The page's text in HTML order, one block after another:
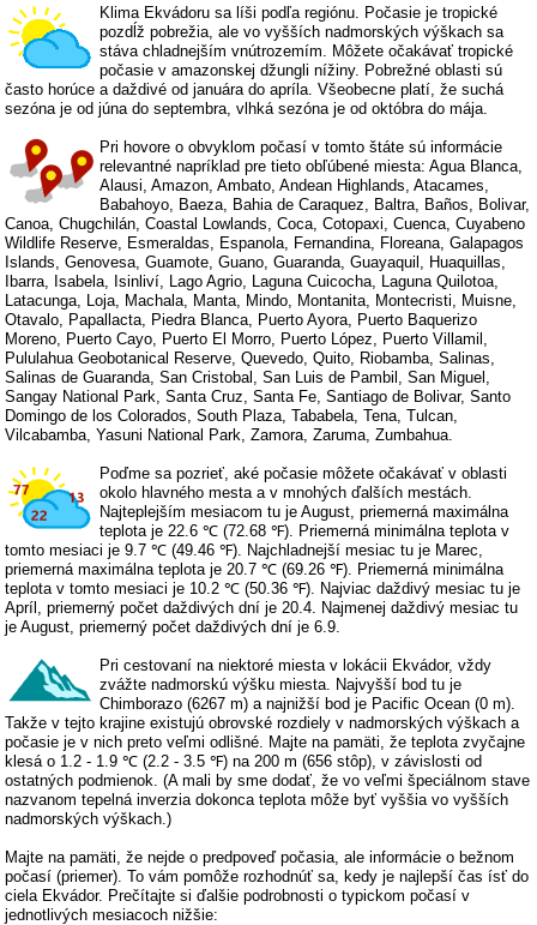
Klima Ekvádoru sa líši podľa regiónu. Počasie je tropické
pozdĺž pobrežia, ale vo vyšších nadmorských výškach sa
stáva chladnejším vnútrozemím. Môžete očakávať tropické
počasie v amazonskej džungli nížiny. Pobrežné oblasti sú
často horúce a daždivé od januára do apríla. Všeobecne platí, že suchá
sezóna je od júna do septembra, vlhká sezóna je od októbra do mája.
Pri hovore o obvyklom počasí v tomto štáte sú informácie
relevantné napríklad pre tieto obľúbené miesta: Agua Blanca,
Alausi, Amazon, Ambato, Andean Highlands, Atacames,
Babahoyo, Baeza, Bahia de Caraquez, Baltra, Baños, Bolivar,
Canoa, Chugchilán, Coastal Lowlands, Coca, Cotopaxi, Cuenca, Cuyabeno
Wildlife Reserve, Esmeraldas, Espanola, Fernandina, Floreana, Galapagos
Islands, Genovesa, Guamote, Guano, Guaranda, Guayaquil, Huaquillas,
Ibarra, Isabela, Isinliví, Lago Agrio, Laguna Cuicocha, Laguna Quilotoa,
Latacunga, Loja, Machala, Manta, Mindo, Montanita, Montecristi, Muisne,
Otavalo, Papallacta, Piedra Blanca, Puerto Ayora, Puerto Baquerizo
Moreno, Puerto Cayo, Puerto El Morro, Puerto López, Puerto Villamil,
Pululahua Geobotanical Reserve, Quevedo, Quito, Riobamba, Salinas,
Salinas de Guaranda, San Cristobal, San Luis de Pambil, San Miguel,
Sangay National Park, Santa Cruz, Santa Fe, Santiago de Bolivar, Santo
Domingo de los Colorados, South Plaza, Tababela, Tena, Tulcan,
Vilcabamba, Yasuni National Park, Zamora, Zaruma, Zumbahua.
Poďme sa pozrieť, aké počasie môžete očakávať v oblasti
okolo hlavného mesta a v mnohých ďalších mestách.
Najteplejším mesiacom tu je August, priemerná maximálna
teplota je 22.6 ℃ (72.68 ℉). Priemerná minimálna teplota v
tomto mesiaci je 9.7 ℃ (49.46 ℉). Najchladnejší mesiac tu je Marec,
priemerná maximálna teplota je 20.7 ℃ (69.26 ℉). Priemerná minimálna
teplota v tomto mesiaci je 10.2 ℃ (50.36 ℉). Najviac daždivý mesiac tu je
Apríl, priemerný počet daždivých dní je 20.4. Najmenej daždivý mesiac tu
je August, priemerný počet daždivých dní je 6.9.
Pri cestovaní na niektoré miesta v lokácii Ekvádor, vždy
zvážte nadmorskú výšku miesta. Najvyšší bod tu je
Chimborazo (6267 m) a najnižší bod je Pacific Ocean (0 m).
Takže v tejto krajine existujú obrovské rozdiely v nadmorských výškach a
počasie je v nich preto veľmi odlišné. Majte na pamäti, že teplota zvyčajne
klesá o 1.2 - 1.9 ℃ (2.2 - 3.5 ℉) na 200 m (656 stôp), v závislosti od
ostatných podmienok. (A mali by sme dodať, že vo veľmi špeciálnom stave
nazvanom tepelná inverzia dokonca teplota môže byť vyššia vo vyšších
nadmorských výškach.)
Majte na pamäti, že nejde o predpoveď počasia, ale informácie o bežnom
počasí (priemer). To vám pomôže rozhodnúť sa, kedy je najlepší čas ísť do
ciela Ekvádor. Prečítajte si ďalšie podrobnosti o typickom počasí v
jednotlivých mesiacoch nižšie: